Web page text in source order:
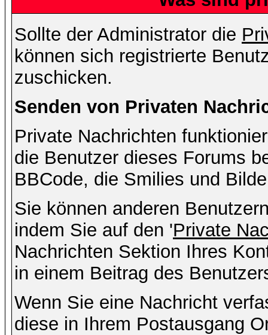
Sollte der Administrator die
können sich registrierte
zuschicken.
Senden von Privaten
Private Nachrichten
die Benutzer dieses Forums
BBCode, die Smilies und
Sie können anderen
indem Sie auf den 'Private
Nachrichten Sektion Ihres
in einem Beitrag des
Wenn Sie eine Nachricht
diese in Ihrem Postausgang